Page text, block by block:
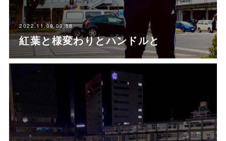
2022.11.09 00:58
紅葉と様変わりとハンドルと